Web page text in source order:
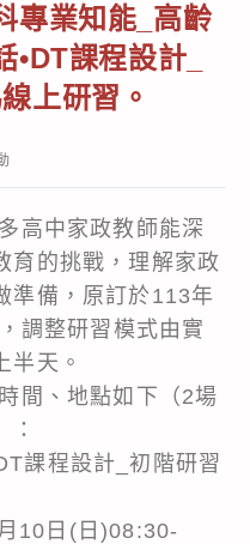
專業知能_高齡
課程設計_
上研習。
高中家政教師能深
育的挑戰，理解家政
準備，原訂於113年
調整研習模式由實
半天。
間、地點如下（2場
：
課程設計_初階研習
10日(日)08:30-